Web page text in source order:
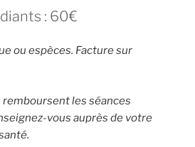
: 60€
ou espèces. Facture sur
les séances
vous auprès de votre